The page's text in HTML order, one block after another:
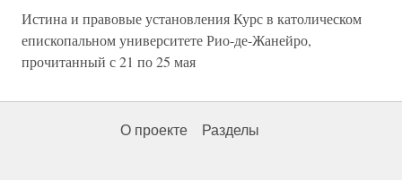
Истина и правовые установления Курс в католическом
епископальном университете Рио-де-Жанейро,
прочитанный с 21 по 25 мая
О проекте Разделы